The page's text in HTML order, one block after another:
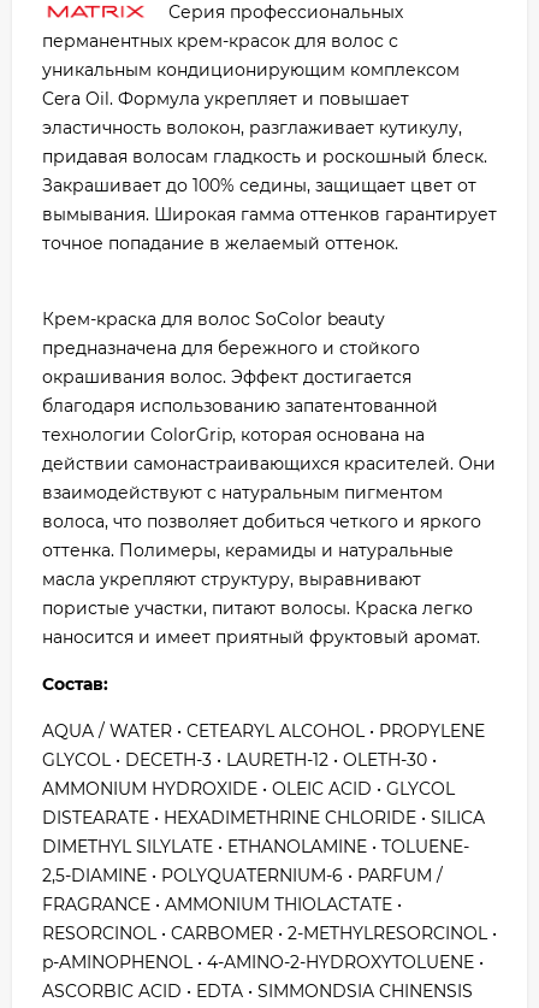
Серия профессиональных
перманентных крем-красок для волос с
уникальным кондиционирующим комплексом
Cera Oil. Формула укрепляет и повышает
эластичность волокон, разглаживает кутикулу,
придавая волосам гладкость и роскошный блеск.
Закрашивает до 100% седины, защищает цвет от
вымывания. Широкая гамма оттенков гарантирует
точное попадание в желаемый оттенок.
Крем-краска для волос SoColor beauty
предназначена для бережного и стойкого
окрашивания волос. Эффект достигается
благодаря использованию запатентованной
технологии ColorGrip, которая основана на
действии самонастраивающихся красителей. Они
взаимодействуют с натуральным пигментом
волоса, что позволяет добиться четкого и яркого
оттенка. Полимеры, керамиды и натуральные
масла укрепляют структуру, выравнивают
пористые участки, питают волосы. Краска легко
наносится и имеет приятный фруктовый аромат.
Состав:
AQUA / WATER • CETEARYL ALCOHOL • PROPYLENE
GLYCOL • DECETH-3 • LAURETH-12 • OLETH-30 •
AMMONIUM HYDROXIDE • OLEIC ACID • GLYCOL
DISTEARATE • HEXADIMETHRINE CHLORIDE • SILICA
DIMETHYL SILYLATE • ETHANOLAMINE • TOLUENE-
2,5-DIAMINE • POLYQUATERNIUM-6 • PARFUM /
FRAGRANCE • AMMONIUM THIOLACTATE •
RESORCINOL • CARBOMER • 2-METHYLRESORCINOL •
p-AMINOPHENOL • 4-AMINO-2-HYDROXYTOLUENE •
ASCORBIC ACID • EDTA • SIMMONDSIA CHINENSIS